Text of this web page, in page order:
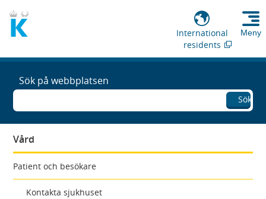
International
residents
Meny
Sök på webbplatsen
Sök
Vård
Patient och besökare
Kontakta sjukhuset